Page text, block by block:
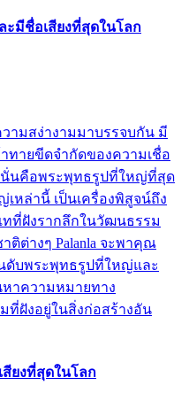
มีชื่อเสียงที่สุดในโลก
ามสง่างามมาบรรจบกัน มี
ทายขีดจำกัดของความเชื่อ
นั่นคือพระพุทธรูปที่ใหญ่ที่สุด
หล่านี้ เป็นเครื่องพิสูจน์ถึง
ที่ฝังรากลึกในวัฒนธรรม
ต่างๆ Palanla จะพาคุณ
ดับพระพุทธรูปที่ใหญ่และ
าความหมายทาง
ที่ฝังอยู่ในสิ่งก่อสร้างอัน
ยงที่สุดในโลก